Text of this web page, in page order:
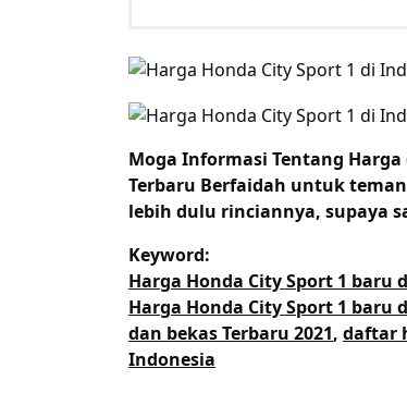
Moga Informasi Tentang Harga
Terbaru Berfaidah untuk
lebih dulu rinciannya, supaya
Keyword:
Harga Honda City Sport 1 baru
Harga Honda City Sport 1 baru
dan bekas Terbaru 2021, daftar
Indonesia